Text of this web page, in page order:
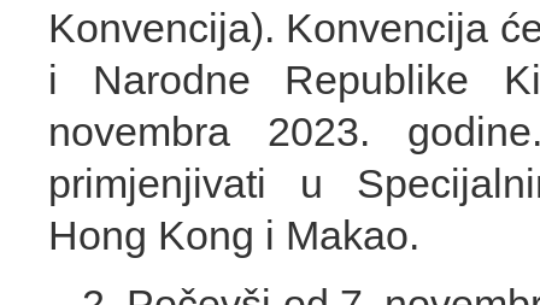
Konvencija). Konvencija
i Narodne Republike
novembra 2023.
primjenjivati u
Hong Kong i Makao.